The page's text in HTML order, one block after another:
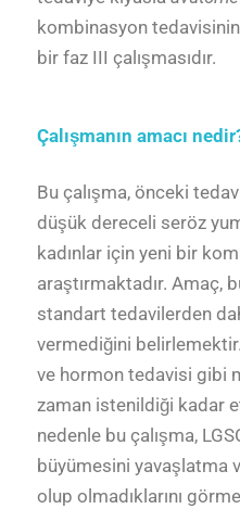
kombinasyon
bir faz III çalışmasıdır.
Çalışmanın amacı
Bu çalışma, önceki
düşük dereceli seröz
kadınlar için yeni bir
araştırmaktadır. Amaç,
standart tedavilerden
vermediğini
ve hormon tedavisi gibi
zaman istenildiği kadar
nedenle bu çalışma,
büyümesini yavaşlatma
olup olmadıklarını